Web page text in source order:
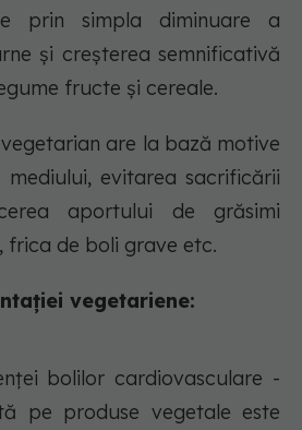
prin simpla diminuare a
și creșterea semnificativă
fructe și cereale.
are la bază motive
evitarea sacrificării
aportului de grăsimi
frica de boli grave etc.
vegetariene:
bolilor cardiovasculare -
pe produse vegetale este